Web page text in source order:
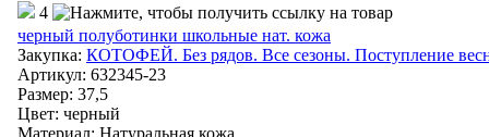
4
черный полуботинки школьные нат. кожа
Закупка: КОТОФЕЙ. Без рядов. Все сезоны. Поступление
Артикул: 632345-23
Размер: 37,5
Цвет: черный
Материал: Натуральная кожа